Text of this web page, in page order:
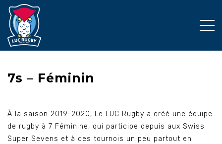
7s – Féminin
À la saison 2019-2020, Le LUC Rugby a créé une équipe
de rugby à 7 Féminine, qui participe depuis aux Swiss
Super Sevens et à des tournois un peu partout en